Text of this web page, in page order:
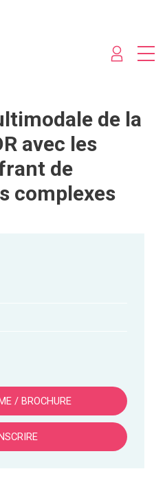
de la
avec les
de
complexes
/ BROCHURE